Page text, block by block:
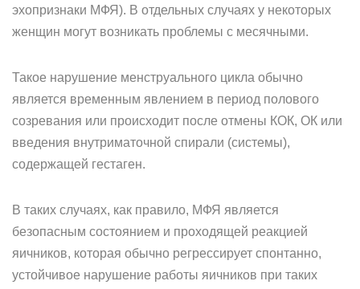
эхопризнаки МФЯ). В отдельных случаях у некоторых
женщин могут возникать проблемы с месячными.
Такое нарушение менструального цикла обычно
является временным явлением в период полового
созревания или происходит после отмены КОК, ОК или
введения внутриматочной спирали (системы),
содержащей гестаген.
В таких случаях, как правило, МФЯ является
безопасным состоянием и проходящей реакцией
яичников, которая обычно регрессирует спонтанно,
устойчивое нарушение работы яичников при таких